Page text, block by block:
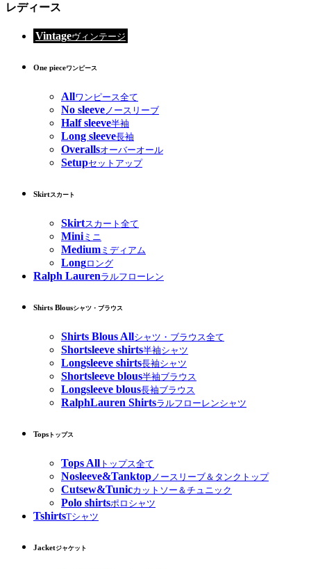
レディース
Vintageヴィンテージ
One pieceワンピース
Allワンピース全て
No sleeveノースリーブ
Half sleeve半袖
Long sleeve長袖
Overallsオーバーオール
Setupセットアップ
Skirtスカート
Skirtスカート全て
Miniミニ
Medium ミディアム
Longロング
Ralph Laurenラルフローレン
Shirts Blousシャツ・ブラウス
Shirts Blous Allシャツ・ブラウス全て
Shortsleeve shirts半袖シャツ
Longsleeve shirts長袖シャツ
Shortsleeve blous半袖ブラウス
Longsleeve blous長袖ブラウス
RalphLauren Shirtsラルフローレンシャツ
Tops トップス
Tops All トップス全て
Nosleeve&Tanktop ノースリーブ＆タンクトップ
Cutsew&Tunicカットソー＆チュニック
Polo shirtsポロシャツ
TshirtsTシャツ
Jacketジャケット